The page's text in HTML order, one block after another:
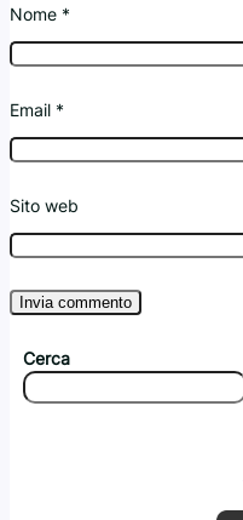
Nome *
Email *
Sito web
Cerca